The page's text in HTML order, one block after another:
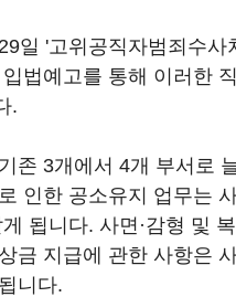
일 '고위공직자범죄수사
법예고를 통해 이러한
.
존 3개에서 4개 부서로
인한 공소유지 업무는
됩니다. 사면·감형 및
금 지급에 관한 사항은
니다.